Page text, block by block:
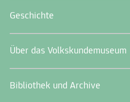
Geschichte
Über das Volkskundemuseum
Bibliothek und Archive